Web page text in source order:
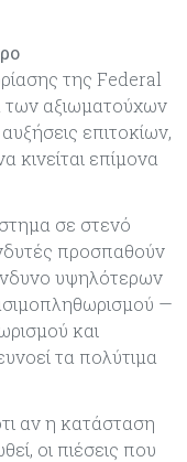
της Federal
των αξιωματούχων
επιτοκίων,
κινείται επίμονα
σε στενό
προσπαθούν
υψηλότερων
—
και
τα πολύτιμα
αν η κατάσταση
οι πιέσεις που